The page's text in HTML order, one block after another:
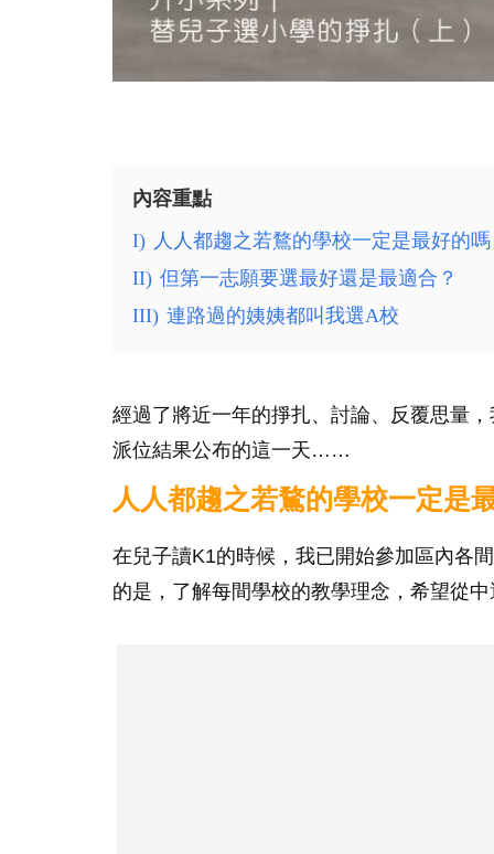
內容重點
I) 人人都趨之若鶩的學校一定是最好的
II) 但第一志願要選最好還是最適合？
III) 連路過的姨姨都叫我選A校
經過了將近一年的掙扎、討論、反覆思量
派位結果公布的這一天……
人人都趨之若鶩的學校一定是
在兒子讀K1的時候，我已開始參加區內各
的是，了解每間學校的教學理念，希望從